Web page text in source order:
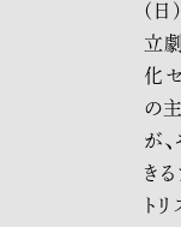
(日)
立
化
の
が
き
ト